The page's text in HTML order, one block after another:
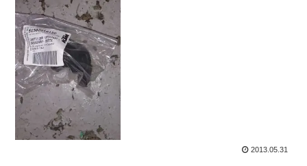
2013.05.31